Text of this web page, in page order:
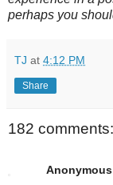
perhaps you
TJ at 4:12 PM
Share
182 comments:
Anonymous